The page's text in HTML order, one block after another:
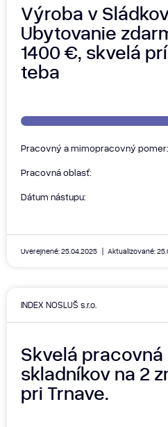
Výroba v
Ubytovanie
1400 €, skvelá
teba
Pracovný a mimopracovný pomer:
Pracovná oblasť:
Dátum nástupu:
Uverejnené: 25.04.2025 Aktualizované:
INDEX NOSLUŠ s.r.o.
Skvelá
skladníkov na 2
pri Trnave.